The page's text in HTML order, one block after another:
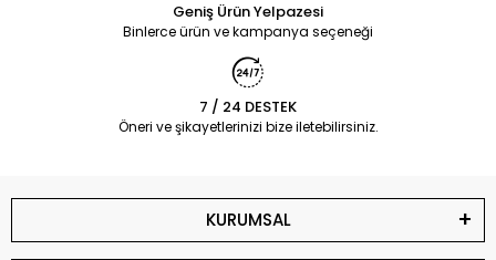
Geniş Ürün Yelpazesi
Binlerce ürün ve kampanya seçeneği
7 / 24 DESTEK
Öneri ve şikayetlerinizi bize iletebilirsiniz.
KURUMSAL